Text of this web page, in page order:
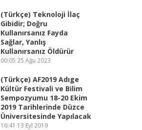
(Türkçe) Teknoloji İlaç
Gibidir; Doğru
Kullanırsanız Fayda
Sağlar, Yanlış
Kullanırsanız Öldürür
00:05 25 Ağu 2023
(Türkçe) AF2019 Adıge
Kültür Festivali ve Bilim
Sempozyumu 18-20 Ekim
2019 Tarihlerinde Düzce
Üniversitesinde Yapılacak
16:41 13 Eyl 2019